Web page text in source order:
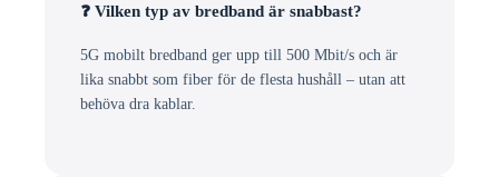
❓ Vilken typ av bredband är snabbast?
5G mobilt bredband ger upp till 500 Mbit/s och är
lika snabbt som fiber för de flesta hushåll – utan att
behöva dra kablar.